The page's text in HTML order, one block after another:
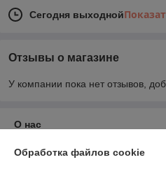
Сегодня выходной
Отзывы о магазине
У компании пока нет отзывов,
О нас
Контакты
Обработка файлов cookie